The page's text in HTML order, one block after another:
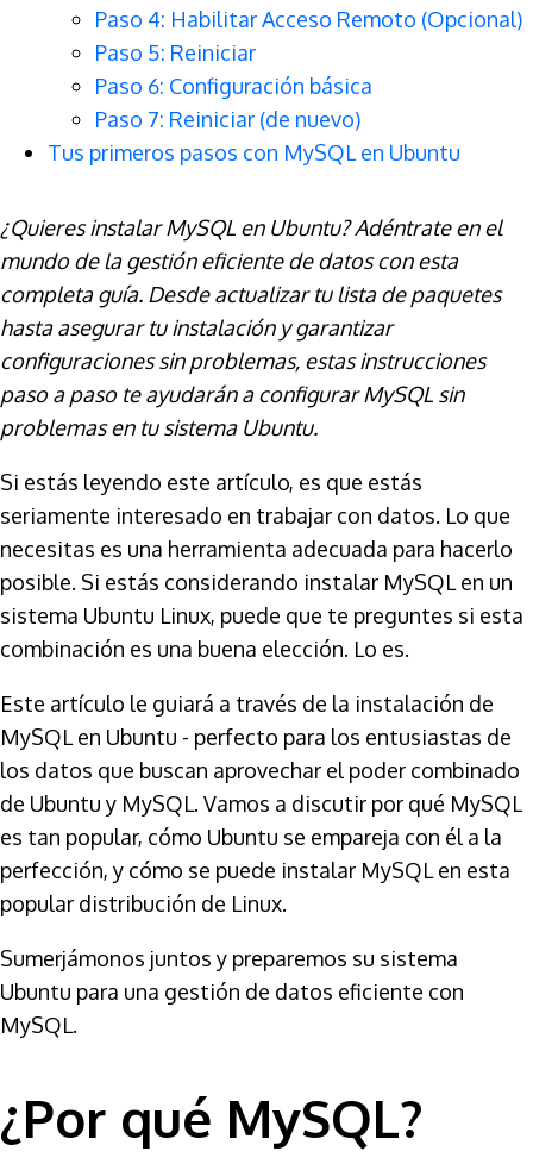
Paso 4: Habilitar Acceso Remoto (Opcional)
Paso 5: Reiniciar
Paso 6: Configuración básica
Paso 7: Reiniciar (de nuevo)
Tus primeros pasos con MySQL en Ubuntu
¿Quieres instalar MySQL en Ubuntu? Adéntrate en el
mundo de la gestión eficiente de datos con esta
completa guía. Desde actualizar tu lista de paquetes
hasta asegurar tu instalación y garantizar
configuraciones sin problemas, estas instrucciones
paso a paso te ayudarán a configurar MySQL sin
problemas en tu sistema Ubuntu.
Si estás leyendo este artículo, es que estás
seriamente interesado en trabajar con datos. Lo que
necesitas es una herramienta adecuada para hacerlo
posible. Si estás considerando instalar MySQL en un
sistema Ubuntu Linux, puede que te preguntes si esta
combinación es una buena elección. Lo es.
Este artículo le guiará a través de la instalación de
MySQL en Ubuntu - perfecto para los entusiastas de
los datos que buscan aprovechar el poder combinado
de Ubuntu y MySQL. Vamos a discutir por qué MySQL
es tan popular, cómo Ubuntu se empareja con él a la
perfección, y cómo se puede instalar MySQL en esta
popular distribución de Linux.
Sumerjámonos juntos y preparemos su sistema
Ubuntu para una gestión de datos eficiente con
MySQL.
¿Por qué MySQL?